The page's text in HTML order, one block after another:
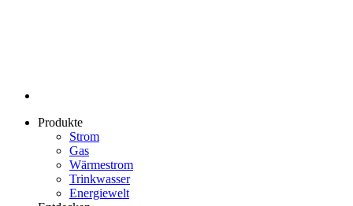
Produkte
Strom
Gas
Wärmestrom
Trinkwasser
Energiewelt